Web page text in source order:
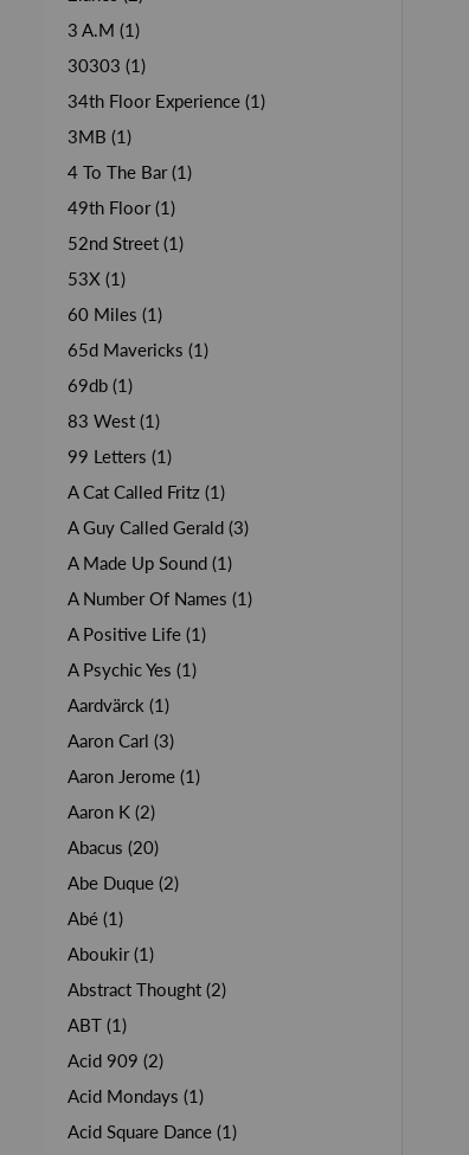
3 A.M (1)
30303 (1)
34th Floor Experience (1)
3MB (1)
4 To The Bar (1)
49th Floor (1)
52nd Street (1)
53X (1)
60 Miles (1)
65d Mavericks (1)
69db (1)
83 West (1)
99 Letters (1)
A Cat Called Fritz (1)
A Guy Called Gerald (3)
A Made Up Sound (1)
A Number Of Names (1)
A Positive Life (1)
A Psychic Yes (1)
Aardvärck (1)
Aaron Carl (3)
Aaron Jerome (1)
Aaron K (2)
Abacus (20)
Abe Duque (2)
Abé (1)
Aboukir (1)
Abstract Thought (2)
ABT (1)
Acid 909 (2)
Acid Mondays (1)
Acid Square Dance (1)